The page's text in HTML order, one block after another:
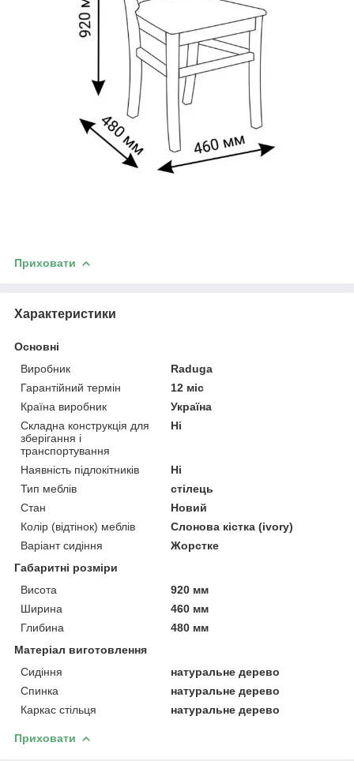
Приховати
Характеристики
Основні
Виробник
Raduga
Гарантійний термін
12 міс
Країна виробник
Україна
Складна конструкція для
зберігання і
транспортування
Ні
Наявність підлокітників
Ні
Тип меблів
стілець
Стан
Новий
Колір (відтінок) меблів
Слонова кістка (ivory)
Варіант сидіння
Жорстке
Габаритні розміри
Висота
920 мм
Ширина
460 мм
Глибина
480 мм
Матеріал виготовлення
Сидіння
натуральне дерево
Спинка
натуральне дерево
Каркас стільця
натуральне дерево
Приховати